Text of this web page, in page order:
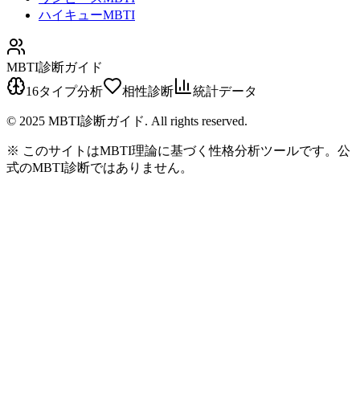
ハイキューMBTI
MBTI診断ガイド
16タイプ分析
相性診断 統計データ
© 2025 MBTI診断ガイド. All rights reserved.
※ このサイトはMBTI理論に基づく性格分析ツールです。公
式のMBTI診断ではありません。